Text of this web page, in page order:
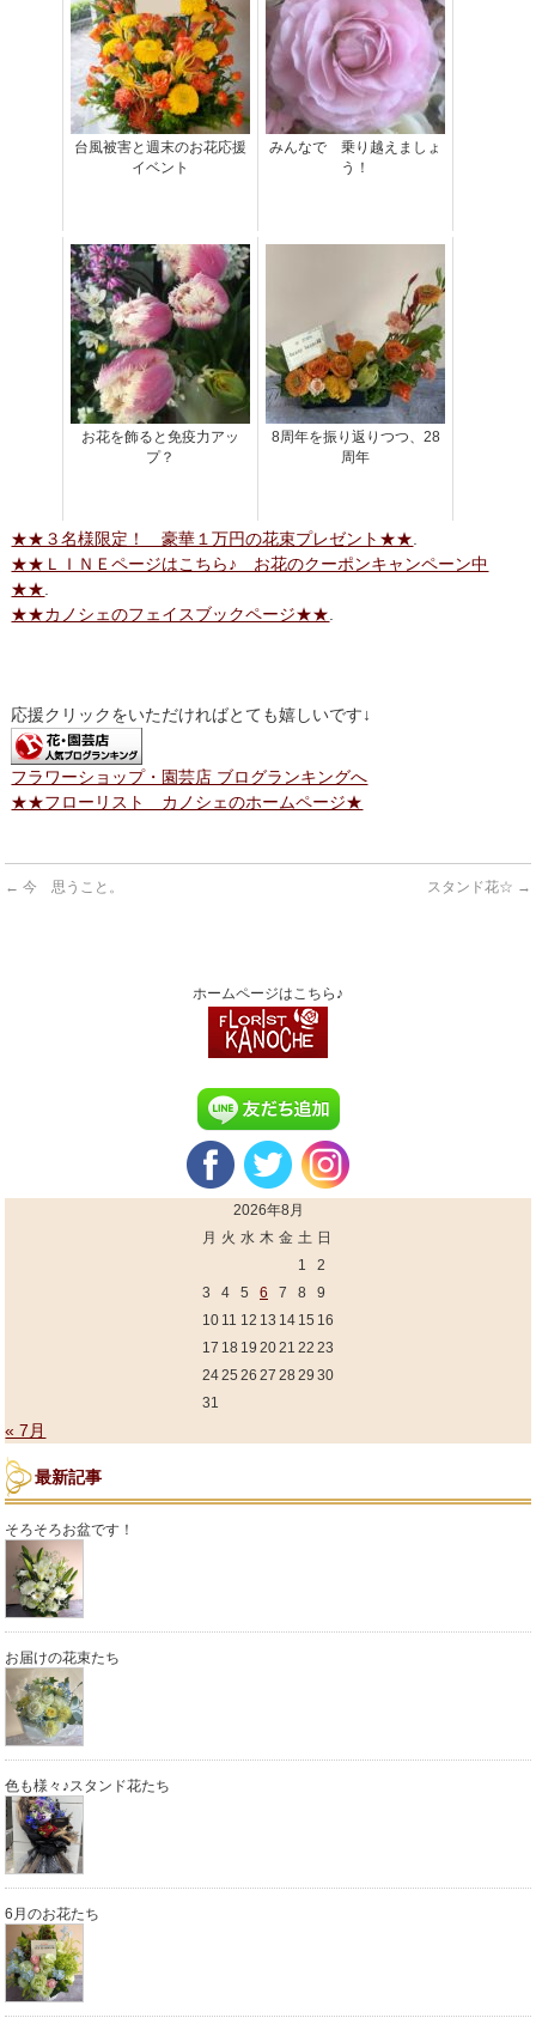
台風被害と週末のお花応援
イベント
みんなで 乗り越えましょ
う！
お花を飾ると免疫力アッ
プ？
8周年を振り返りつつ、28
周年
★★３名様限定！ 豪華１万円の花束プレゼント★★.
★★ＬＩＮＥページはこちら♪ お花のクーポンキャンペーン中
★★.
★★カノシェのフェイスブックページ★★.
応援クリックをいただければとても嬉しいです↓
フラワーショップ・園芸店 ブログランキングへ
★★フローリスト カノシェのホームページ★
← 今 思うこと。 スタンド花☆ →
ホームページはこちら♪
2026年8月
月 火 水 木 金 土 日
1
2
3
4 5 6 7 8
9
10 11 12 13 14 15 16
17 18 19 2021 22 23
2425 26 27 28 29 30
31
« 7月
最新記事
そろそろお盆です！
お届けの花束たち
色も様々♪スタンド花たち
6月のお花たち